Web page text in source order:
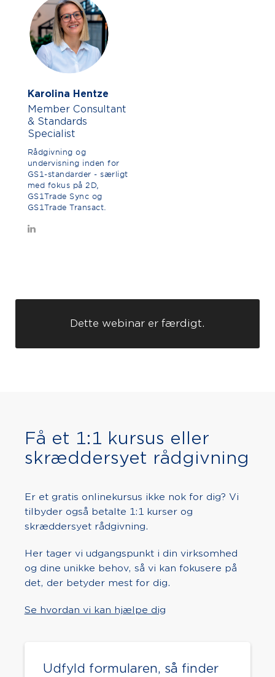
Karolina Hentze
Member Consultant
& Standards
Specialist
Rådgivning og
undervisning inden for
GS1-standarder - særligt
med fokus på 2D,
GS1Trade Sync og
GS1Trade Transact.
Dette webinar er færdigt.
Få et 1:1 kursus eller
skræddersyet rådgivning
Er et gratis onlinekursus ikke nok for dig? Vi
tilbyder også betalte 1:1 kurser og
skræddersyet rådgivning.
Her tager vi udgangspunkt i din virksomhed
og dine unikke behov, så vi kan fokusere på
det, der betyder mest for dig.
Se hvordan vi kan hjælpe dig
Udfyld formularen, så finder